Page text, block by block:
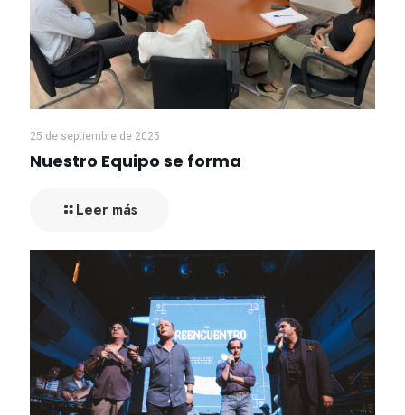
25 de septiembre de 2025
Nuestro Equipo se forma
Leer más